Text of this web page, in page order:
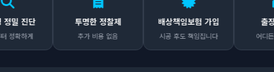
진단
하게
투명한 정찰제
추가 비용 없음
배상책임보험 가입
시공 후도 책임집니다
출장비
어디든 무료